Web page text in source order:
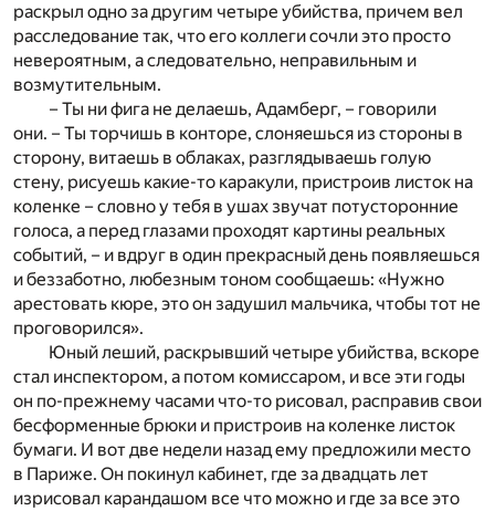
раскрыл одно за другим четыре убийства, причем вел
расследование так, что его коллеги сочли это просто
невероятным, а следовательно, неправильным и
возмутительным.
– Ты ни фига не делаешь, Адамберг, – говорили
они. – Ты торчишь в конторе, слоняешься из стороны в
сторону, витаешь в облаках, разглядываешь голую
стену, рисуешь какие-то каракули, пристроив листок на
коленке – словно у тебя в ушах звучат потусторонние
голоса, а перед глазами проходят картины реальных
событий, – и вдруг в один прекрасный день появляешься
и беззаботно, любезным тоном сообщаешь: «Нужно
арестовать кюре, это он задушил мальчика, чтобы тот не
проговорился».
Юный леший, раскрывший четыре убийства, вскоре
стал инспектором, а потом комиссаром, и все эти годы
он по-прежнему часами что-то рисовал, расправив свои
бесформенные брюки и пристроив на коленке листок
бумаги. И вот две недели назад ему предложили место
в Париже. Он покинул кабинет, где за двадцать лет
изрисовал карандашом все что можно и где за все это